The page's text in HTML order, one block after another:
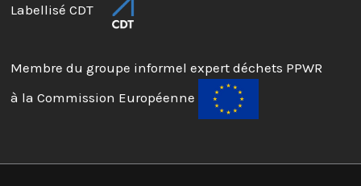
Labellisé CDT
Membre du groupe informel expert déchets PPWR
à la Commission Européenne